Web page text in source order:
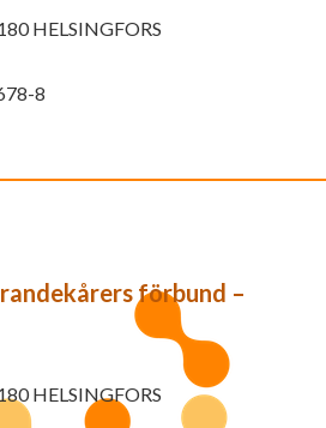
HELSINGFORS
8
förbund –
HELSINGFORS